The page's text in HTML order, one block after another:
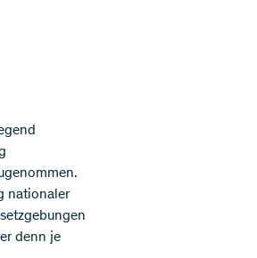
nationaler
denn je